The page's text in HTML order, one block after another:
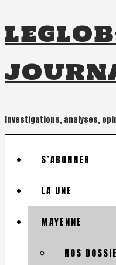
Investigations, analyses,
S’ABONNER
LA UNE
MAYENNE
NOS